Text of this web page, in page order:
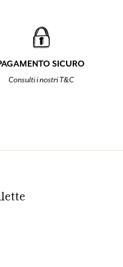
SICURO
Consulti i nostri T&C